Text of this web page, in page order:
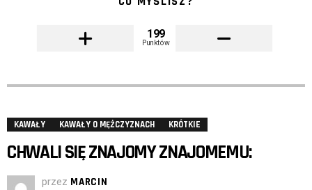
199
Punktów
KAWAŁY KAWAŁY O MĘŻCZYZNACH KRÓTKIE
CHWALI SIĘ ZNAJOMY ZNAJOMEMU:
przez MARCIN